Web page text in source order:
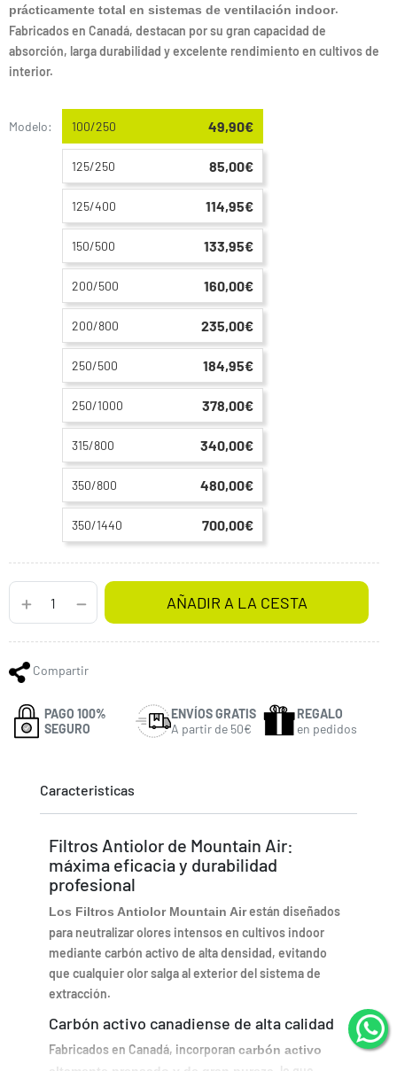
prácticamente total en sistemas de ventilación indoor.
Fabricados en Canadá, destacan por su gran capacidad de
absorción, larga durabilidad y excelente rendimiento en cultivos de
interior.
Modelo: 100/250 49,90€
125/250 85,00€
125/400 114,95€
150/500 133,95€
200/500 160,00€
200/800 235,00€
250/500 184,95€
250/1000 378,00€
315/800 340,00€
350/800 480,00€
350/1440 700,00€
AÑADIR A LA CESTA
Compartir
PAGO 100%
SEGURO
ENVÍOS GRATIS
A partir de 50€
REGALO
en pedidos
Caracteristicas
Filtros Antiolor de Mountain Air:
máxima eficacia y durabilidad
profesional
Los Filtros Antiolor Mountain Airestán diseñados
para neutralizar olores intensos en cultivos indoor
mediante carbón activo de alta densidad, evitando
que cualquier olor salga al exterior del sistema de
extracción.
Carbón activo canadiense de alta calidad
Fabricados en Canadá, incorporan carbón activo